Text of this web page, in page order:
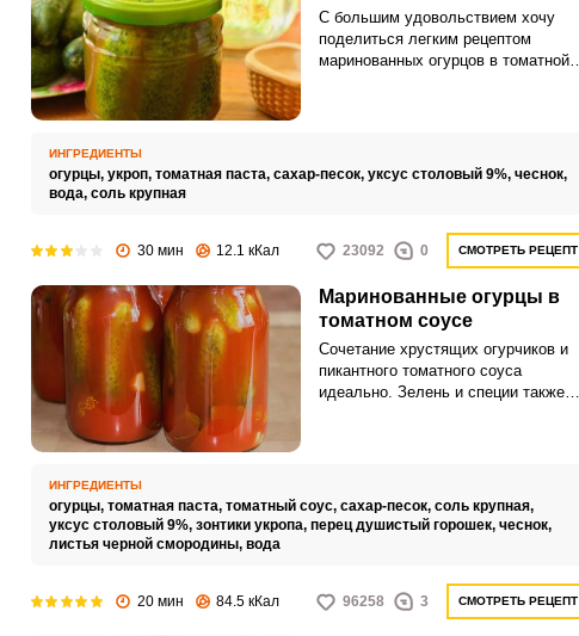
С большим удовольствием хочу
поделиться легким рецептом
маринованных огурцов в томатной
ИНГРЕДИЕНТЫ
огурцы, укроп, томатная паста, сахар-песок, уксус столовый 9%, чеснок,
вода, соль крупная
30 мин 12.1 кКал 23092 0 СМОТРЕТЬ РЕЦЕПТ
Маринованные огурцы в
томатном соусе
Сочетание хрустящих огурчиков и
пикантного томатного соуса
идеально. Зелень и специи также
ИНГРЕДИЕНТЫ
огурцы, томатная паста, томатный соус, сахар-песок, соль крупная,
уксус столовый 9%, зонтики укропа, перец душистый горошек, чеснок,
листья черной смородины, вода
20 мин 84.5 кКал 96258 3 СМОТРЕТЬ РЕЦЕПТ